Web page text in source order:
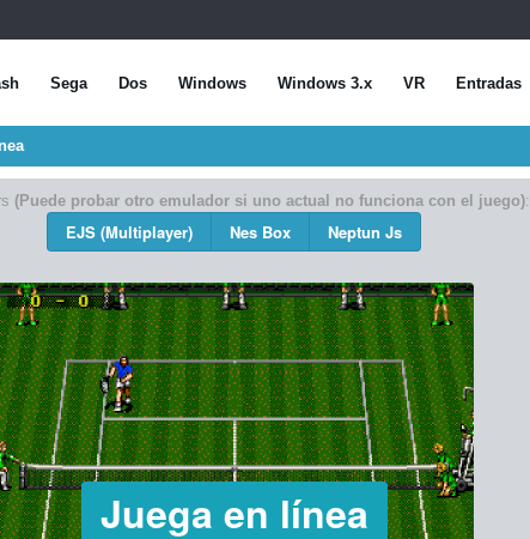
Sega Dos Windows Windows 3.x VR Entradas
(Puede probar otro emulador si uno actual no funciona con el juego):
EJS (Multiplayer) Nes Box Neptun Js
Juega en línea